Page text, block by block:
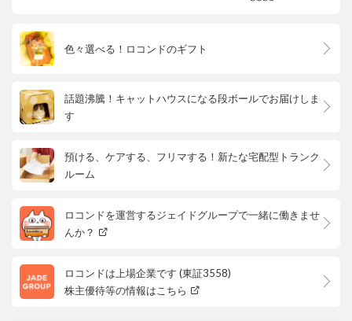
色々選べる！ロコンドのギフト
話題沸騰！キャットハウスになる段ボールでお届けしま
す
預ける、ケアする、フリマする！新たな宅配型トランク
ルーム
ロコンドを運営するジェイドグループで一緒に働きませ
んか？
ロコンドは上場企業です (東証3558)
株主優待等の情報はこちら